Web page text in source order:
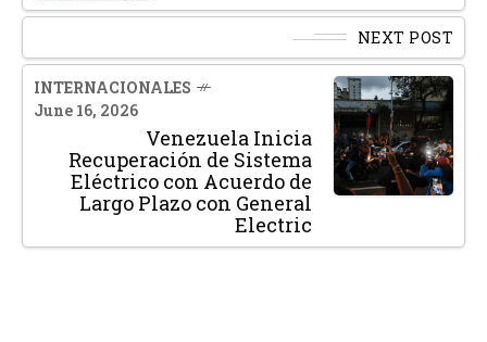
NEXT POST
INTERNACIONALES
June 16, 2026
Venezuela Inicia
Recuperación de Sistema
Eléctrico con Acuerdo de
Largo Plazo con General
Electric